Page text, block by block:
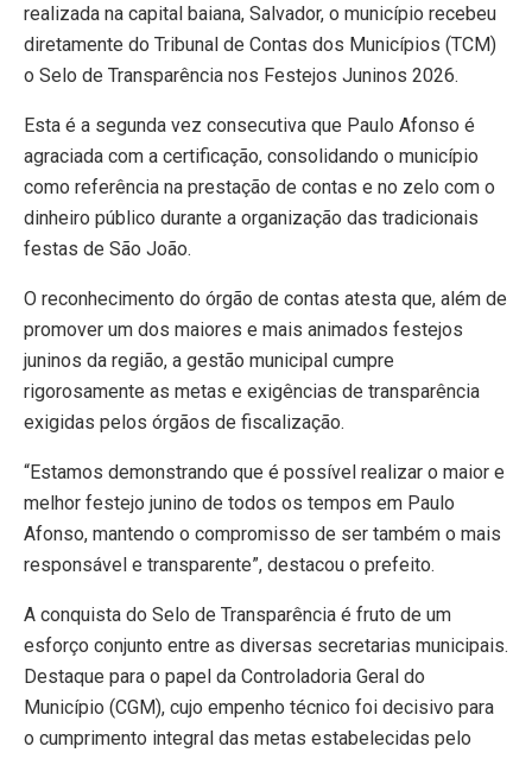
realizada na capital baiana, Salvador, o município recebeu
diretamente do Tribunal de Contas dos Municípios (TCM)
o Selo de Transparência nos Festejos Juninos 2026.
Esta é a segunda vez consecutiva que Paulo Afonso é
agraciada com a certificação, consolidando o município
como referência na prestação de contas e no zelo com o
dinheiro público durante a organização das tradicionais
festas de São João.
O reconhecimento do órgão de contas atesta que, além de
promover um dos maiores e mais animados festejos
juninos da região, a gestão municipal cumpre
rigorosamente as metas e exigências de transparência
exigidas pelos órgãos de fiscalização.
“Estamos demonstrando que é possível realizar o maior e
melhor festejo junino de todos os tempos em Paulo
Afonso, mantendo o compromisso de ser também o mais
responsável e transparente”, destacou o prefeito.
A conquista do Selo de Transparência é fruto de um
esforço conjunto entre as diversas secretarias municipais.
Destaque para o papel da Controladoria Geral do
Município (CGM), cujo empenho técnico foi decisivo para
o cumprimento integral das metas estabelecidas pelo